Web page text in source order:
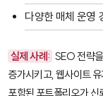
다양한 매체 운영
실제 사례: SEO 전략
증가시키고, 웹사이트
포함된 포트폴리오가 신